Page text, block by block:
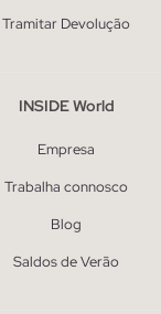
Tramitar Devolução
INSIDE World
Empresa
Trabalha connosco
Blog
Saldos de Verão